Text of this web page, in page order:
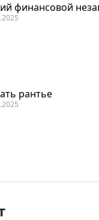
финансовой
рантье